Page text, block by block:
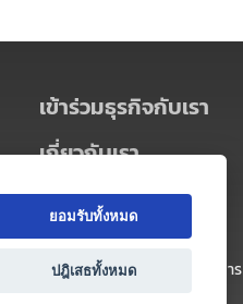
เข้าร่วมธุรกิจกับเรา
เกี่ยวกับเรา
เกี่ยวกับ Thai MICE Connect
นโยบายความเป็นส่วนตัว
ข้อตกลง และเงื่อนไขการใช้บริการ
ยอมรับทั้งหมด
ปฎิเสธทั้งหมด